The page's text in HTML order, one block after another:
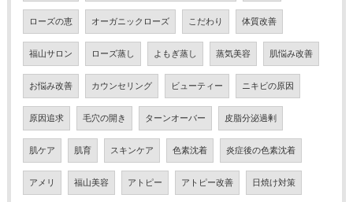
ローズの恵 オーガニックローズ こだわり 体質改善
福山サロン ローズ蒸し よもぎ蒸し 蒸気美容 肌悩み改善
お悩み改善 カウンセリング ビューティー ニキビの原因
原因追求 毛穴の開き ターンオーバー 皮脂分泌過剰
肌ケア 肌育 スキンケア 色素沈着 炎症後の色素沈着
アメリ 福山美容 アトピー アトピー改善 日焼け対策